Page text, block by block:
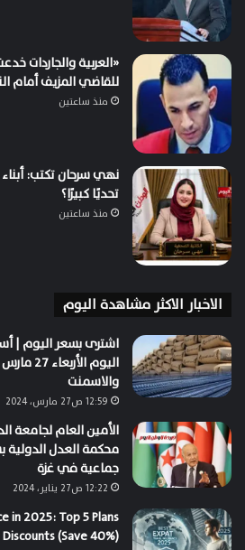
«العربية والجاردات
للقاضي المزيف أمام
منذ ساعتين
نهي سرحان تكتب: أبناء
تحديًا كبيرًا؟
منذ ساعتين
الاخبار الاكثر مشاهدة اليوم
اشترى بسعر اليوم |
والاسمنت
12:59 ص27 مارس، 2024
الأمين العام لجامعة
محكمة العدل الدولية
جماعية في غزة
12:22 ص27 يناير، 2024
in 2025: Top 5 Plans
(Save 40%)